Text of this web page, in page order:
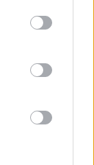
may click to
tags to
below Google
του
τον